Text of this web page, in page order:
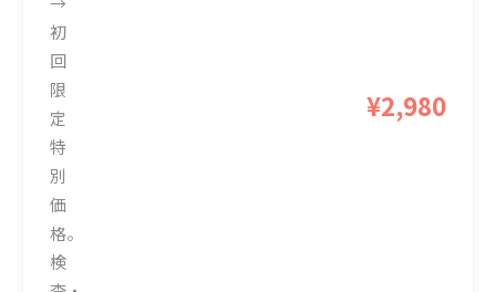
初
回
限
定
特
別
価
格。
検
¥2,980